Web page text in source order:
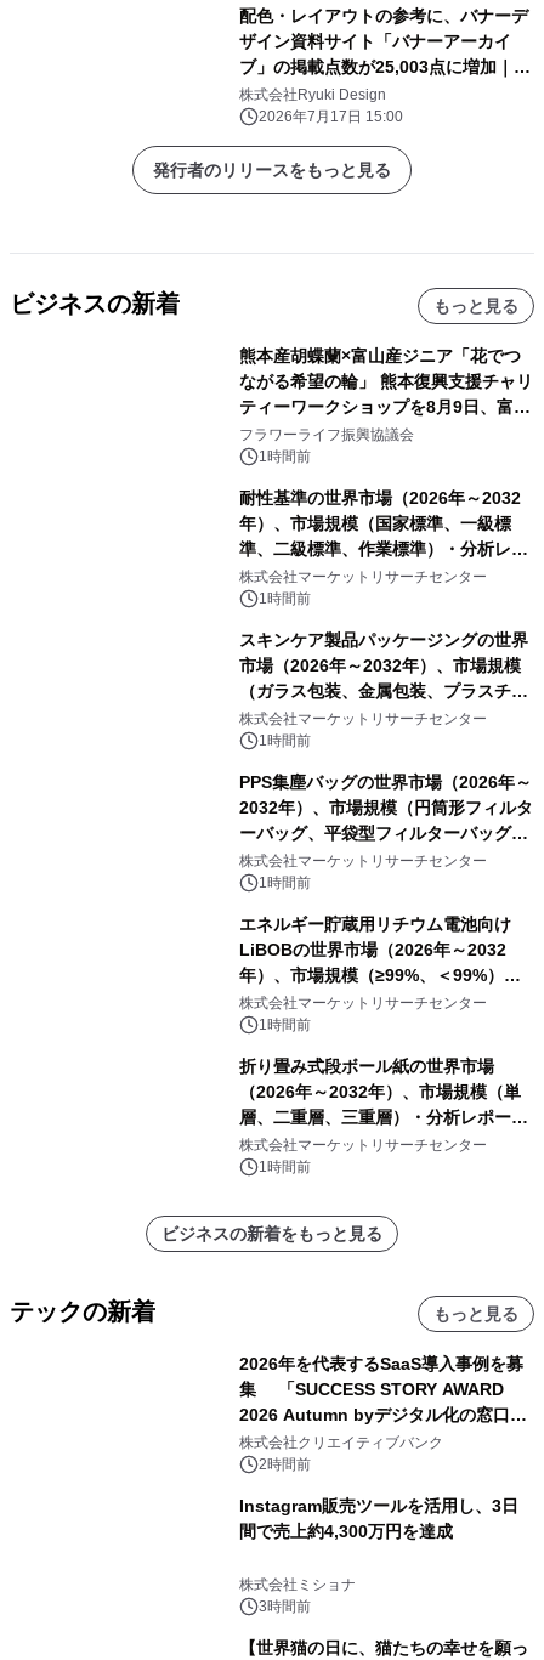
配色・レイアウトの参考に、バナーデ
ザイン資料サイト「バナーアーカイ
ブ」の掲載点数が25,003点に増加｜株
式会社Ryuki Design
株式会社Ryuki Design
2026年7月17日 15:00
発行者のリリースをもっと見る
ビジネスの新着 もっと見る
熊本産胡蝶蘭×富山産ジニア「花でつ
ながる希望の輪」 熊本復興支援チャリ
ティーワークショップを8月9日、富
山・射水で開催
フラワーライフ振興協議会
1時間前
耐性基準の世界市場（2026年～2032
年）、市場規模（国家標準、一級標
準、二級標準、作業標準）・分析レポ
ートを発表
株式会社マーケットリサーチセンター
1時間前
スキンケア製品パッケージングの世界
市場（2026年～2032年）、市場規模
（ガラス包装、金属包装、プラスチッ
ク包装、その他）・分析レポートを発
表
株式会社マーケットリサーチセンター
1時間前
PPS集塵バッグの世界市場（2026年～
2032年）、市場規模（円筒形フィルタ
ーバッグ、平袋型フィルターバッグ、
プリーツフィルターバッグ、その
他）・分析レポートを発表
株式会社マーケットリサーチセンター
1時間前
エネルギー貯蔵用リチウム電池向け
LiBOBの世界市場（2026年～2032
年）、市場規模（≥99%、＜99%）・
分析レポートを発表
株式会社マーケットリサーチセンター
1時間前
折り畳み式段ボール紙の世界市場
（2026年～2032年）、市場規模（単
層、二重層、三重層）・分析レポート
を発表
株式会社マーケットリサーチセンター
1時間前
ビジネスの新着をもっと見る
テックの新着 もっと見る
2026年を代表するSaaS導入事例を募
集 「SUCCESS STORY AWARD
2026 Autumn byデジタル化の窓口」
開催
株式会社クリエイティブバンク
2時間前
Instagram販売ツールを活用し、3日
間で売上約4,300万円を達成
株式会社ミショナ
3時間前
【世界猫の日に、猫たちの幸せを願っ